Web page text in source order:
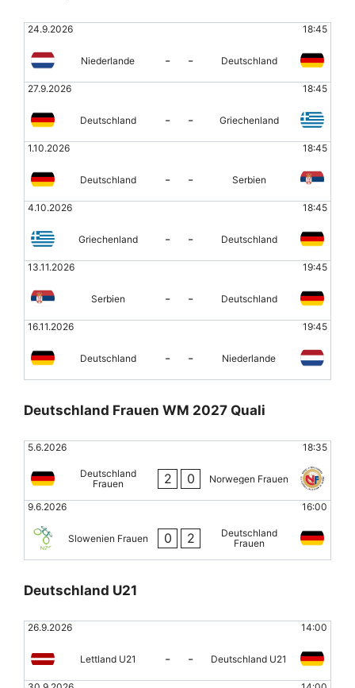
24.9.2026 18:45
Niederlande - - Deutschland
27.9.2026 18:45
Deutschland - - Griechenland
1.10.2026 18:45
Deutschland - - Serbien
4.10.2026 18:45
Griechenland - - Deutschland
13.11.2026 19:45
Serbien - - Deutschland
16.11.2026 19:45
Deutschland - - Niederlande
Deutschland Frauen WM 2027 Quali
5.6.2026 18:35
Deutschland
Frauen
2 0 Norwegen Frauen
9.6.2026 16:00
Slowenien Frauen 0 2
Deutschland
Frauen
Deutschland U21
26.9.2026 14:00
Lettland U21 - - Deutschland U21